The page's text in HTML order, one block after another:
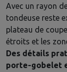
Avec un rayon
tondeuse reste
plateau de
étroits et les
Des détails
porte-gobelet